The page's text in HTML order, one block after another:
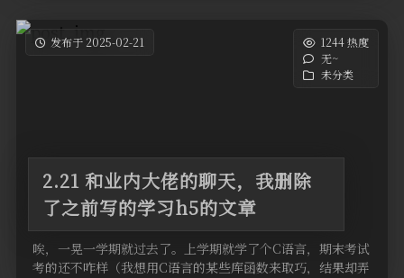
发布于 2025-02-21
1244 热度
无~
未分类
2.21 和业内大佬的聊天，我删除
了之前写的学习h5的文章
唉，一晃一学期就过去了。上学期就学了个C语言，期末考试
考的还不咋样（我想用C语言的某些库函数来取巧，结果却弄